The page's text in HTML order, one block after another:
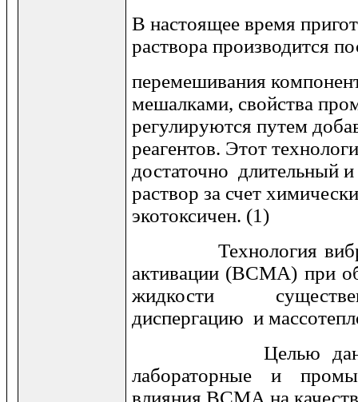
В настоящее время
раствора производится
перемешивания
мешалками, свойства
регулируются путем
реагентов. Этот
достаточно длительный
раствор за счет
экотоксичен. (1)
Технология
активации (ВСМА) при
жидкости
диспергацию и
Целью данной
лабораторные и
влияния ВСМА на